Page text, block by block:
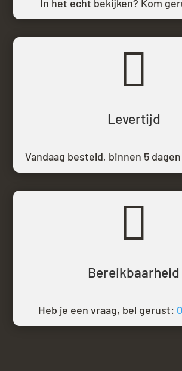
In het echt bekijken? Kom

Levertijd
Vandaag besteld, binnen 5

Bereikbaarheid
Heb je een vraag, bel gerust: